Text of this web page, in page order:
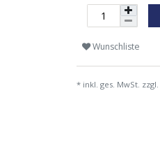
Wunschliste
* inkl. ges. MwSt. zzgl.